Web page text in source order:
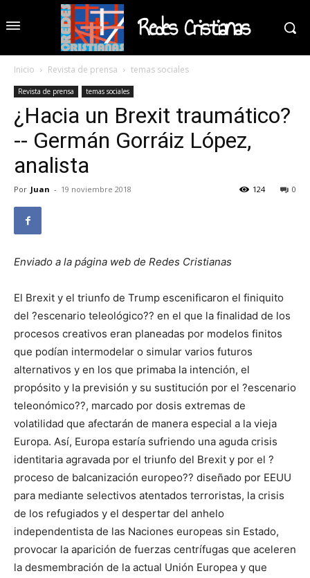
Redes Cristianas
Inicio Revista de prensa temas sociales
Revista de prensa temas sociales
¿Hacia un Brexit traumático?
-- Germán Gorráiz López,
analista
Por Juan - 19 noviembre 2018 0
124
Enviado a la página web de Redes Cristianas
El Brexit y el triunfo de Trump escenificaron el finiquito
del ?escenario teleológico?? en el que la finalidad de los
procesos creativos eran planeadas por modelos finitos
que podían intermodelar o simular varios futuros
alternativos y en los que primaba la intención, el
propósito y la previsión y su sustitución por el ?escenario
teleonómico??, marcado por dosis extremas de
volatilidad que afectarán de manera especial a la vieja
Europa. Así, Europa estaría sufriendo una aguda crisis
identitaria agravada por el triunfo del Brexit y por el ?
proceso de balcanización europeo?? diseñado por EEUU
para mediante selectivos atentados terroristas, la crisis
de los refugiados y el despertar del anhelo
independentista de las Naciones europeas sin Estado,
provocar la aparición de fuerzas centrífugas que aceleren
la desmembración de la actual Unión Europea y que